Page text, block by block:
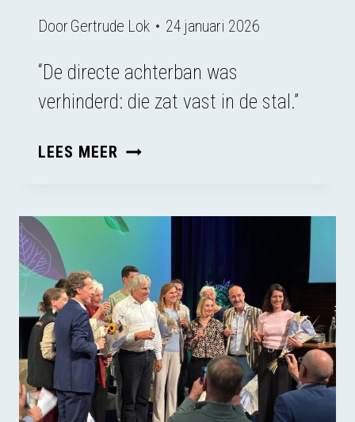
DoorGertrude Lok 24 januari 2026
“De directe achterban was
verhinderd: die zat vast in de stal.”
LEES MEER VERSLAG
CONGRES
TROUW